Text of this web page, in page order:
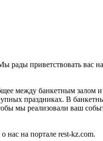
приветствовать вас
между банкетным залом и
праздниках. В
мы реализовали ваш
на портале rest-kz.com.